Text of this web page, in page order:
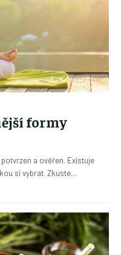
formy
a ověřen. Existuje
si vybrat. Zkuste...